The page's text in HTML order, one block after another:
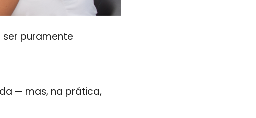
ser puramente
— mas, na prática,